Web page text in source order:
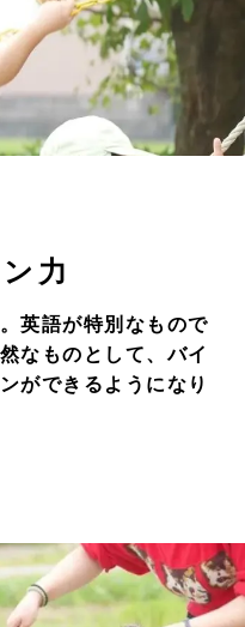
力
英語が特別なもので
なものとして、バイ
ができるようになり